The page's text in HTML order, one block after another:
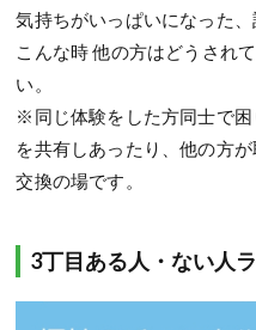
気持ちがいっぱいになった、
こんな時 他の方はどうされ
い。
※同じ体験をした方同士で
を共有しあったり、他の方
交換の場です。
3丁目ある人・ない人